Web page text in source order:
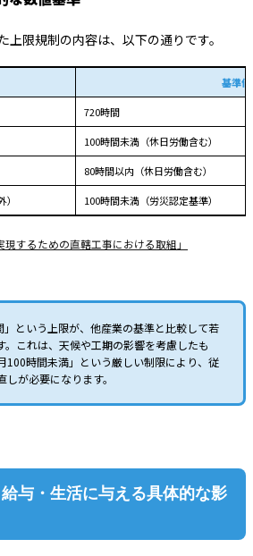
限規制の内容は、以下の通りです。
基準値
720時間
100時間未満（休日労働含む）
80時間以内（休日労働含む）
100時間未満（労災認定基準）
するための直轄工事における取組」
という上限が、他産業の基準と比較して若
。これは、天候や工期の影響を考慮したも
100時間未満」という厳しい制限により、従
が必要になります。
与・生活に与える具体的な影